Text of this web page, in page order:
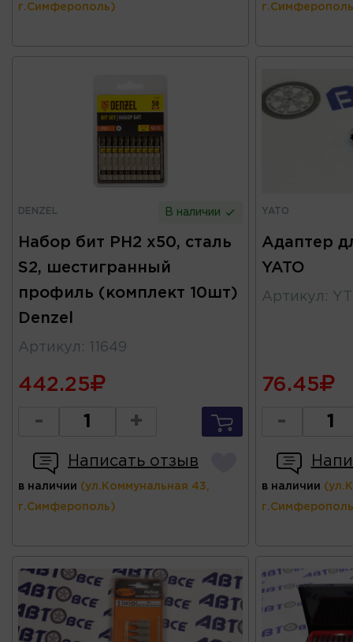
г.Симферополь)
DENZEL В наличии
Набор бит PH2 x50, сталь
S2, шестигранный
профиль (комплект 10шт)
Denzel
Артикул : 11649
442.25
- +
Написать отзыв
в наличии (ул.Коммунальная 43,
г.Симферополь)
YATO
Адаптер
YATO
Артикул :
76.45
-
в наличии